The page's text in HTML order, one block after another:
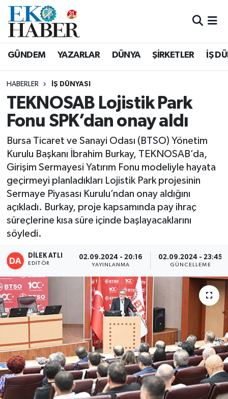
GÜNDEM YAZARLAR DÜNYA ŞİRKETLER İŞ
HABERLER İŞ DÜNYASI
TEKNOSAB Lojistik Park
Fonu SPK’dan onay aldı
Bursa Ticaret ve Sanayi Odası (BTSO) Yönetim
Kurulu Başkanı İbrahim Burkay, TEKNOSAB’da,
Girişim Sermayesi Yatırım Fonu modeliyle hayata
geçirmeyi planladıkları Lojistik Park projesinin
Sermaye Piyasası Kurulu’ndan onay aldığını
açıkladı. Burkay, proje kapsamında pay ihraç
süreçlerine kısa süre içinde başlayacaklarını
söyledi.
DİLEK ATLI
EDITÖR
02.09.2024 - 20:16
YAYINLANMA
02.09.2024 - 23:45
GÜNCELLEME
Hava Durumu
Tüm Manşetler
Son Dakika Haberleri
Haber Arşivi